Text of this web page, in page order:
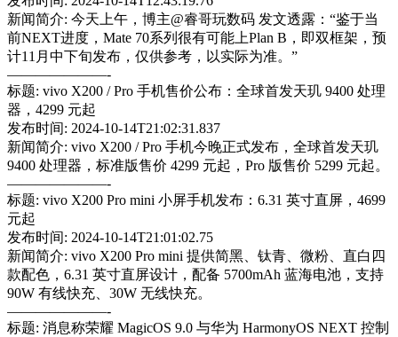
新闻简介: 今天上午，博主@睿哥玩数码 发文透露：“鉴于当
前NEXT进度，Mate 70系列很有可能上Plan B，即双框架，预
计11月中下旬发布，仅供参考，以实际为准。”
———————-
标题: vivo X200 / Pro 手机售价公布：全球首发天玑 9400 处理
器，4299 元起
发布时间: 2024-10-14T21:02:31.837
新闻简介: vivo X200 / Pro 手机今晚正式发布，全球首发天玑
9400 处理器，标准版售价 4299 元起，Pro 版售价 5299 元起。
———————-
标题: vivo X200 Pro mini 小屏手机发布：6.31 英寸直屏，4699
元起
发布时间: 2024-10-14T21:01:02.75
新闻简介: vivo X200 Pro mini 提供简黑、钛青、微粉、直白四
款配色，6.31 英寸直屏设计，配备 5700mAh 蓝海电池，支持
90W 有线快充、30W 无线快充。
———————-
标题: 消息称荣耀 MagicOS 9.0 与华为 HarmonyOS NEXT 控制